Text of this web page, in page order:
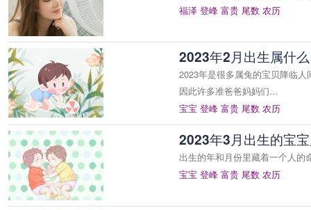
福泽 登峰 富贵 尾数 农历
2023年2月出生属什
2023年是很多属兔的宝贝降临
因此许多准爸爸妈妈们…
宝宝 登峰 富贵 尾数 农历
2023年3月出生的宝
出生的年和月份里藏着一个人的
宝宝 登峰 富贵 尾数 农历